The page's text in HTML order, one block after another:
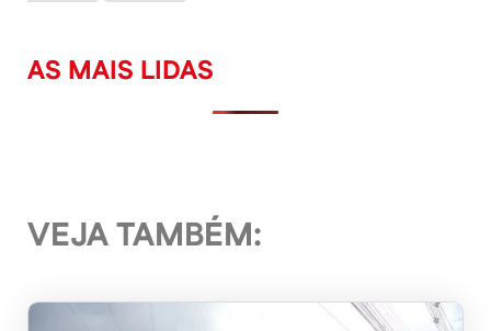
AS MAIS LIDAS
VEJA TAMBÉM: